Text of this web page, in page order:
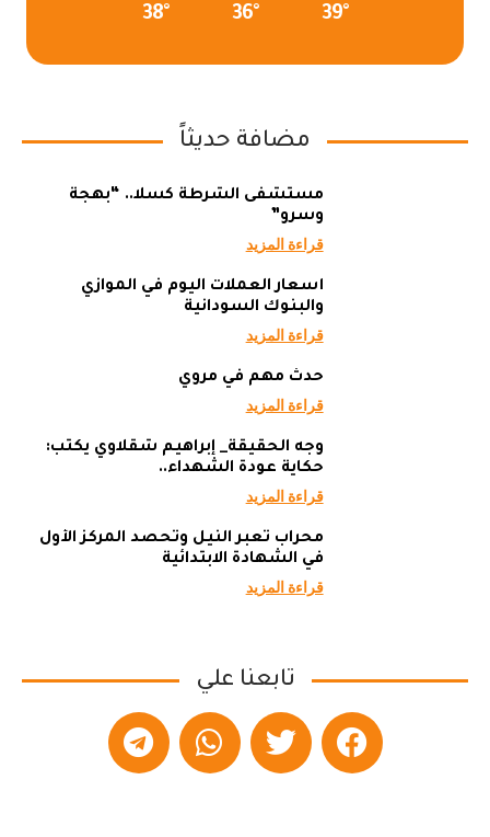
39°
36°
38°
مضافة حديثاً
مستشفى الشرطة كسلا.. “بهجة
وسرو”
قراءة المزيد
أسعار العملات اليوم في الموازي
والبنوك السودانية
قراءة المزيد
حدث مهم في مروي
قراءة المزيد
وجه الحقيقة_ إبراهيم شقلاوي يكتب:
حكاية عودة الشهداء..
قراءة المزيد
محراب تعبر النيل وتحصد المركز الأول
في الشهادة الابتدائية
قراءة المزيد
تابعنا علي